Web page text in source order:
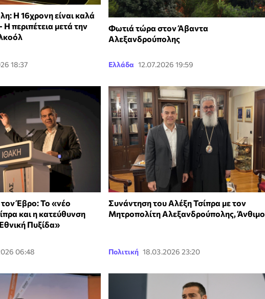
Η 16χρονη είναι καλά
Η περιπέτεια μετά την
18:37
Φωτιά τώρα στον Άβαντα
Αλεξανδρούπολης
Ελλάδα 12.07.2026 19:59
Έβρο: Το «νέο
και η κατεύθυνση
Πυξίδα»
06:48
Συνάντηση του Αλέξη Τσίπρα με τον
Μητροπολίτη Αλεξανδρούπολης, Άνθιμο
Πολιτική 18.03.2026 23:20